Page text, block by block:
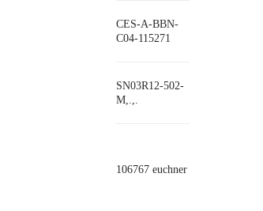
CES-A-BBN-
C04-115271
SN03R12-502-
M,.,.
106767 euchner